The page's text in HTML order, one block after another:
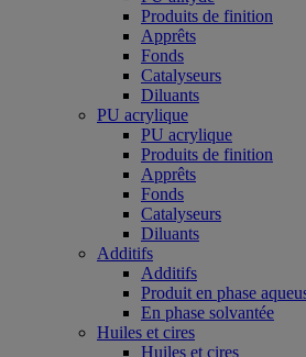
Produits de finition
Apprêts
Fonds
Catalyseurs
Diluants
PU acrylique
PU acrylique
Produits de finition
Apprêts
Fonds
Catalyseurs
Diluants
Additifs
Additifs
Produit en phase
En phase solvantée
Huiles et cires
Huiles et cires